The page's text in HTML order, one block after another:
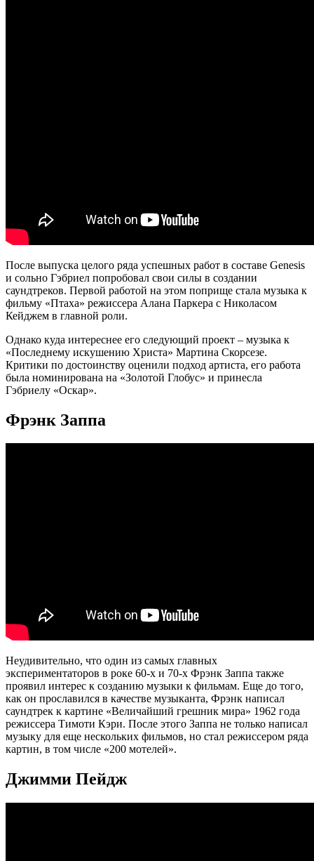
После выпуска целого ряда успешных работ в составе Genesis
и сольно Гэбриел попробовал свои силы в создании
саундтреков. Первой работой на этом поприще стала музыка к
фильму «Птаха» режиссера Алана Паркера с Николасом
Кейджем в главной роли.
Однако куда интереснее его следующий проект – музыка к
«Последнему искушению Христа» Мартина Скорсезе.
Критики по достоинству оценили подход артиста, его работа
была номинирована на «Золотой Глобус» и принесла
Гэбриелу «Оскар».
Фрэнк Заппа
Неудивительно, что один из самых главных
экспериментаторов в роке 60-х и 70-х Фрэнк Заппа также
проявил интерес к созданию музыки к фильмам. Еще до того,
как он прославился в качестве музыканта, Фрэнк написал
саундтрек к картине «Величайший грешник мира» 1962 года
режиссера Тимоти Кэри. После этого Заппа не только написал
музыку для еще нескольких фильмов, но стал режиссером ряда
картин, в том числе «200 мотелей».
Джимми Пейдж